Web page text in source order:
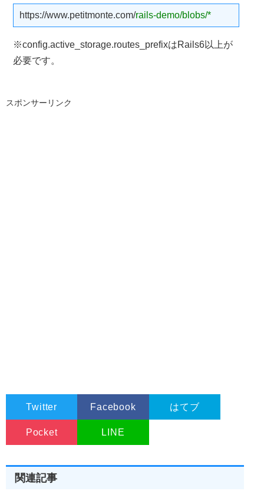
https://www.petitmonte.com/rails-demo/blobs/*
※config.active_storage.routes_prefixはRails6以上が
必要です。
スポンサーリンク
Twitter Facebook はてブ
Pocket LINE
関連記事